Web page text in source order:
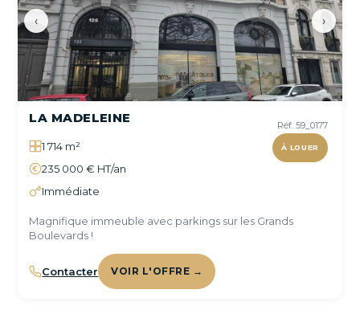
‹ ›
Réf. 59_0177
À LOUER
LA MADELEINE
1 714 m²
235 000 € HT/an
Immédiate
Magnifique immeuble avec parkings sur les Grands
Boulevards !
Contacter VOIR L'OFFRE →